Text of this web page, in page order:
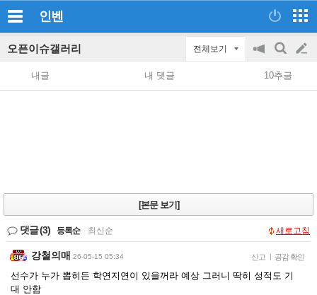
인벤
오픈이슈갤러리 전체보기
공
지
on/off
검
색
글
쓰
내글 내 댓글 10추글
[본문 보기]
댓글(3) 등록순 최신순 새로고침
강철의매 26-05-15 05:34 신고 | 공감 확인
선수가 누가 뽑히든 학연지연이 있을꺼라 예상 그러니 딱히 성적도 기
대 안함